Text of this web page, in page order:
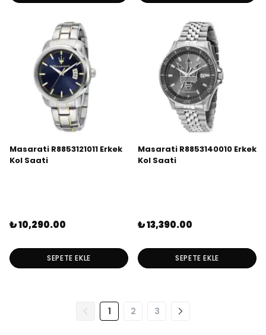
Masarati R8853121011 Erkek
Kol Saati
₺ 10,290.00
SEPETE EKLE
Masarati R8853140010 Erkek
Kol Saati
₺ 13,390.00
SEPETE EKLE
1 2 3